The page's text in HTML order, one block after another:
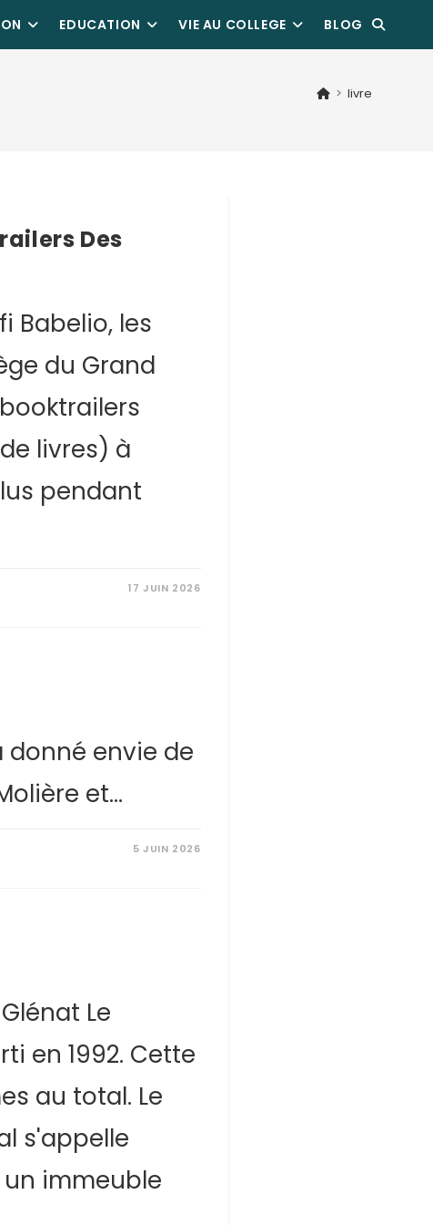
EDUCATION VIE AU COLLEGE BLOG
> livre
Des
Babelio, les
du Grand
livres) à
pendant
17 JUIN 2026
donné envie de
et…
5 JUIN 2026
Le
en 1992. Cette
au total. Le
s'appelle
immeuble